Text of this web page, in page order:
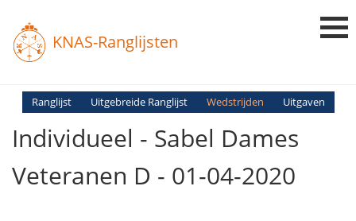
KNAS-Ranglijsten
Login
Ranglijst Uitgebreide Ranglijst Wedstrijden Uitgaven
Individueel - Sabel Dames
Veteranen D - 01-04-2020